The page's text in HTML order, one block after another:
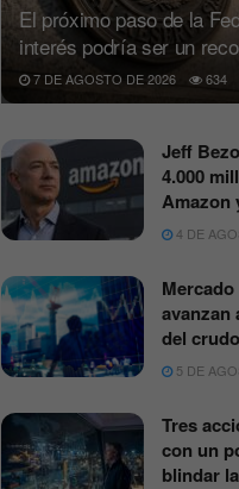
El próximo paso de la
interés podría ser un
7 DE AGOSTO DE 2026 634
Jeff
4.000
Amazon
4 DE
avanzan
del crudo
5 DE
Tres
con un
blindar